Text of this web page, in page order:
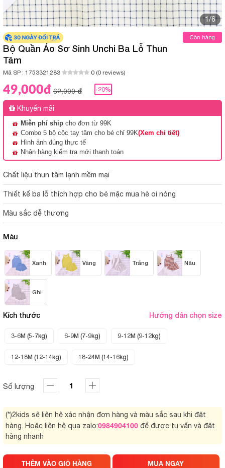
1/6
Bộ Quần Áo Sơ Sinh Unchi Ba Lỗ Thun
Tăm
Còn hàng
Mã SP : 1753321283 0 (0 reviews)
49,000đ 62,000 đ -20%
Khuyến mãi
Miễn phí ship cho đơn từ 99K
Combo 5 bộ cộc tay tăm cho bé chỉ 99K(Xem chi tiết)
Hình ảnh đúng thực tế
Nhận hàng kiểm tra mới thanh toán
Chất liệu thun tăm lạnh mềm mại
Thiết kế ba lỗ thích hợp cho bé mặc mua hè oi nóng
Màu sắc dễ thương
Màu
Xanh Vàng Trắng Nâu
Ghi
Kích thước Hướng dẫn chọn size
3-6M (5-7kg) 6-9M (7-9kg) 9-12M (9-12kg)
12-18M (12-14kg) 18-24M (14-16kg)
Số lượng
(*)2kids sẽ liên hệ xác nhận đơn hàng và màu sắc sau khi đặt
hàng. Hoặc liên hệ qua zalo:0984904100 để được tu vấn và đặt
hàng nhanh
THÊM VÀO GIỎ HÀNG MUA NGAY